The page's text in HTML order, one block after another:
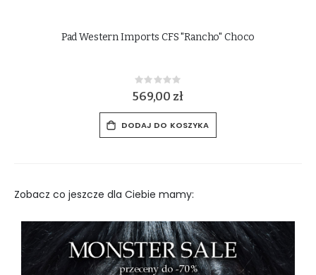
Pad Western Imports CFS "Rancho" Cream
Rating:
0%
569,00 zł
DODAJ DO KOSZYKA
Zobacz co jeszcze dla Ciebie mamy: